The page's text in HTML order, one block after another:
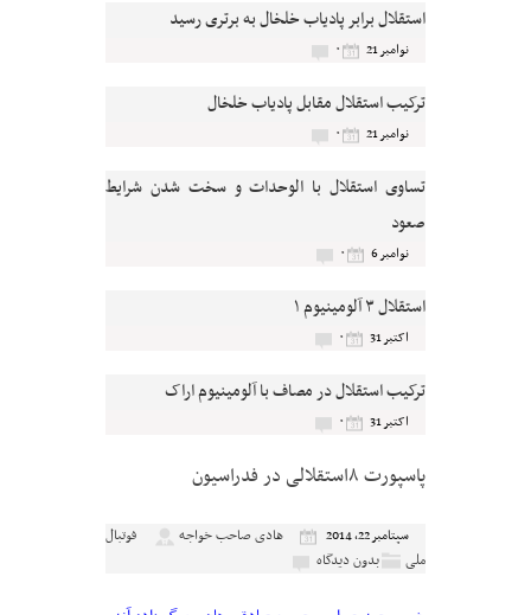
استقلال برابر پادیاب خلخال به برتری رسید
نوامبر 21 ۰
ترکیب استقلال مقابل پادیاب خلخال
نوامبر 21 ۰
تساوی استقلال با الوحدات و سخت شدن شرایط
صعود
نوامبر 6 ۰
استقلال ۳ آلومینیوم ۱
اکتبر 31 ۰
ترکیب استقلال در مصاف با آلومینیوم اراک
اکتبر 31 ۰
پاسپورت ۸استقلالی در فدراسیون
سپتامبر 22, 2014 هادی صاحب خواجه
فوتبال
ملی
بدون دیدگاه